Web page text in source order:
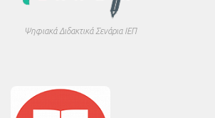
Ψηφιακά Διδακτικά Σενάρια ΙΕΠ